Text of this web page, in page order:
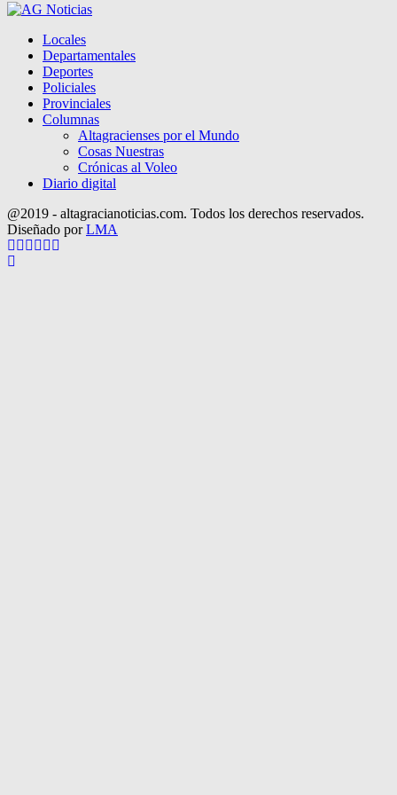
Locales
Departamentales
Deportes
Policiales
Provinciales
Columnas
Altagracienses por el Mundo
Cosas Nuestras
Crónicas al Voleo
Diario digital
@2019 - altagracianoticias.com. Todos los derechos reservados.
Diseñado porLMA
Facebook
Twitter
Instagram
Pinterest
Google